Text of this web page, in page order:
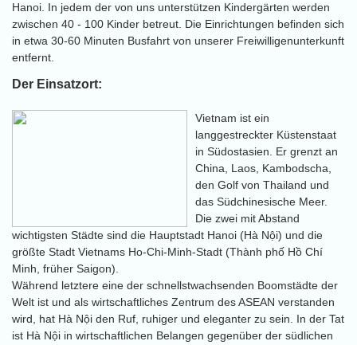
Hanoi. In jedem der von uns unterstützen Kindergärten werden
zwischen 40 - 100 Kinder betreut. Die Einrichtungen befinden sich
in etwa 30-60 Minuten Busfahrt von unserer Freiwilligenunterkunft
entfernt.
Der Einsatzort:
Vietnam ist ein
langgestreckter Küstenstaat
in Südostasien. Er grenzt an
China, Laos, Kambodscha,
den Golf von Thailand und
das Südchinesische Meer.
Die zwei mit Abstand
wichtigsten Städte sind die Hauptstadt Hanoi (Hà Nội) und die
größte Stadt Vietnams Ho-Chi-Minh-Stadt (Thành phố Hồ Chí
Minh, früher Saigon).
Während letztere eine der schnellstwachsenden Boomstädte der
Welt ist und als wirtschaftliches Zentrum des ASEAN verstanden
wird, hat Hà Nội den Ruf, ruhiger und eleganter zu sein. In der Tat
ist Hà Nội in wirtschaftlichen Belangen gegenüber der südlichen